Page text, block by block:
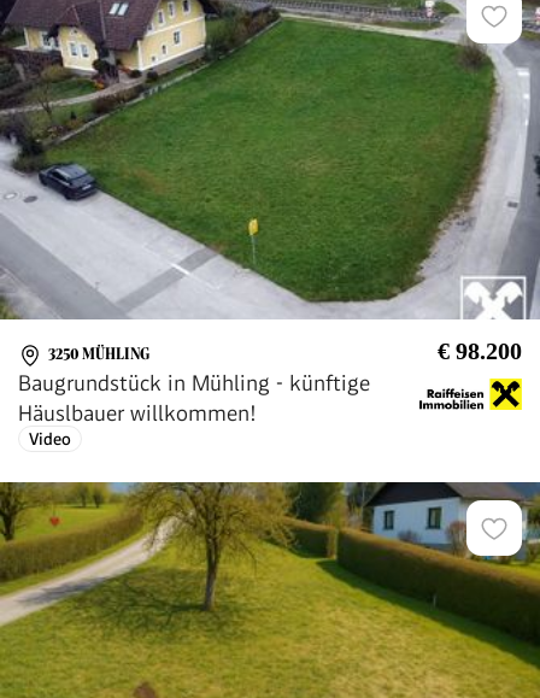
3250 MÜHLING € 98.200
Baugrundstück in Mühling - künftige
Häuslbauer willkommen!
Video